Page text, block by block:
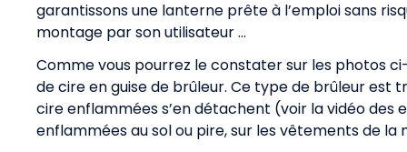
garantissons une lanterne prête à l’emploi sans
montage par son utilisateur …
Comme vous pourrez le constater sur les photos
de cire en guise de brûleur. Ce type de brûleur est
cire enflammées s’en détachent (voir la vidéo
enflammées au sol ou pire, sur les vêtements de la